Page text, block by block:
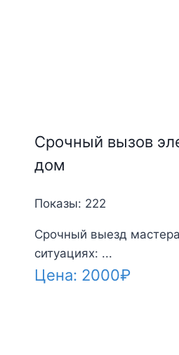
Срочный вызов
дом
Показы: 222
Срочный выезд
ситуациях: ...
Цена: 2000₽